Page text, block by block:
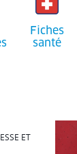
Fiches
santé
ET